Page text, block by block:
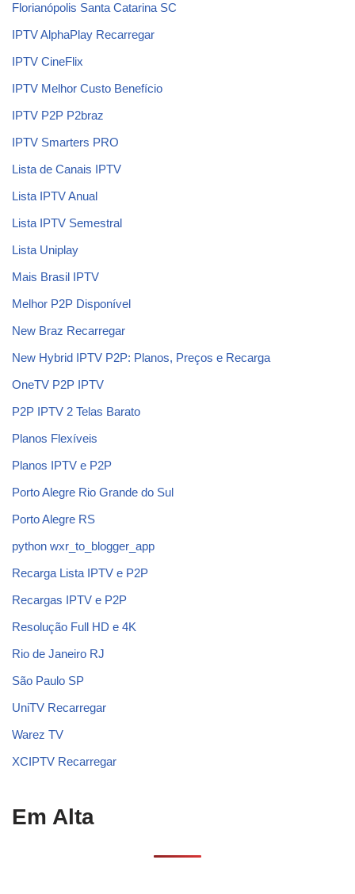
Florianópolis Santa Catarina SC
IPTV AlphaPlay Recarregar
IPTV CineFlix
IPTV Melhor Custo Benefício
IPTV P2P P2braz
IPTV Smarters PRO
Lista de Canais IPTV
Lista IPTV Anual
Lista IPTV Semestral
Lista Uniplay
Mais Brasil IPTV
Melhor P2P Disponível
New Braz Recarregar
New Hybrid IPTV P2P: Planos, Preços e Recarga
OneTV P2P IPTV
P2P IPTV 2 Telas Barato
Planos Flexíveis
Planos IPTV e P2P
Porto Alegre Rio Grande do Sul
Porto Alegre RS
python wxr_to_blogger_app
Recarga Lista IPTV e P2P
Recargas IPTV e P2P
Resolução Full HD e 4K
Rio de Janeiro RJ
São Paulo SP
UniTV Recarregar
Warez TV
XCIPTV Recarregar
Em Alta